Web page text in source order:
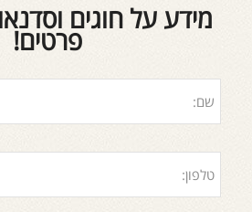
מידע על חוגים
פרטים!